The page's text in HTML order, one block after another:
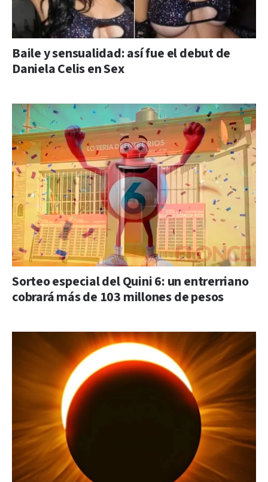
Baile y sensualidad: así fue el debut de
Daniela Celis en Sex
Sorteo especial del Quini 6: un entrerriano
cobrará más de 103 millones de pesos